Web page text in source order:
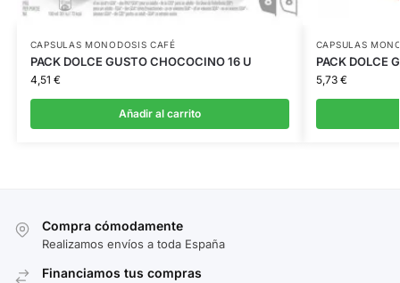
CAPSULAS MONODOSIS CAFÉ
PACK DOLCE GUSTO CHOCOCINO 16 U
4,51 €
Añadir al carrito
CAPSULAS
PACK DOLCE
5,73 €
Compra cómodamente
Realizamos envíos a toda España
Financiamos tus compras